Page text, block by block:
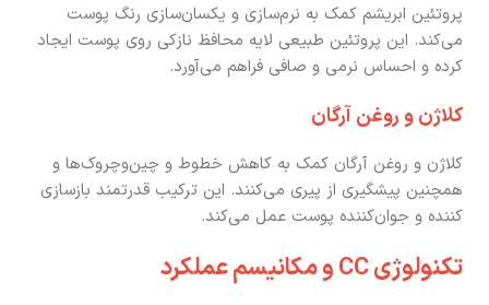
پروتئین ابریشم کمک به نرم‌سازی و یکسان‌سازی رنگ پوست
می‌کند. این پروتئین طبیعی لایه محافظ نازکی روی پوست ایجاد
کرده و احساس نرمی و صافی فراهم می‌آورد.
کلاژن و روغن آرگان
کلاژن و روغن آرگان کمک به کاهش خطوط و چین‌وچروک‌ها و
همچنین پیشگیری از پیری می‌کنند. این ترکیب قدرتمند بازسازی
کننده و جوان‌کننده پوست عمل می‌کند.
تکنولوژی CC و مکانیسم عملکرد